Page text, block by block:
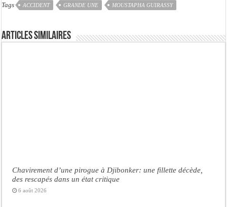
Tags ACCIDENT GRANDE UNE MOUSTAPHA GUIRASSY
Articles similaires
Chavirement d’une pirogue à Djibonker: une fillette décède,
des rescapés dans un état critique
6 août 2026